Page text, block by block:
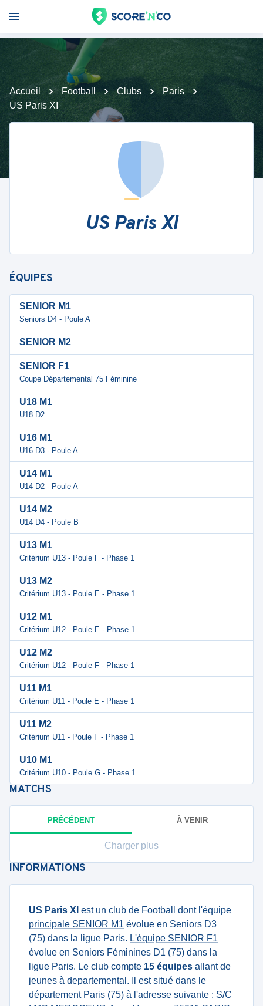
Accueil Football Clubs
Paris
US Paris XI
US Paris XI
ÉQUIPES
SENIOR M1
Seniors D4 - Poule A
SENIOR M2
SENIOR F1
Coupe Départemental 75 Féminine
U18 M1
U18 D2
U16 M1
U16 D3 - Poule A
U14 M1
U14 D2 - Poule A
U14 M2
U14 D4 - Poule B
U13 M1
Critérium U13 - Poule F - Phase 1
U13 M2
Critérium U13 - Poule E - Phase 1
U12 M1
Critérium U12 - Poule E - Phase 1
U12 M2
Critérium U12 - Poule F - Phase 1
U11 M1
Critérium U11 - Poule E - Phase 1
U11 M2
Critérium U11 - Poule F - Phase 1
U10 M1
Critérium U10 - Poule G - Phase 1
MATCHS
PRÉCÉDENT À VENIR
Charger plus
INFORMATIONS
US Paris XI est un club de Football dont l'équipe
principale SENIOR M1 évolue en Seniors D3
(75) dans la ligue Paris. L'équipe SENIOR F1
évolue en Seniors Féminines D1 (75) dans la
ligue Paris. Le club compte 15 équipes allant de
jeunes à departemental. Il est situé dans le
département Paris (75) à l'adresse suivante : S/C